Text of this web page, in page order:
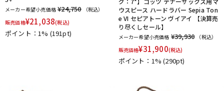
メーカー希望小売価格 ¥24,750
（税込）
販売価格¥21,038(税込)
ポイント：1% (191pt)
ウスピース ハードラバー Sepia Ton
e VI セピアトーン ヴイアイ 【決算売
り尽くしセール】
メーカー希望小売価格 ¥39,930
（税込）
販売価格¥31,900(税込)
ポイント：1%(290pt)